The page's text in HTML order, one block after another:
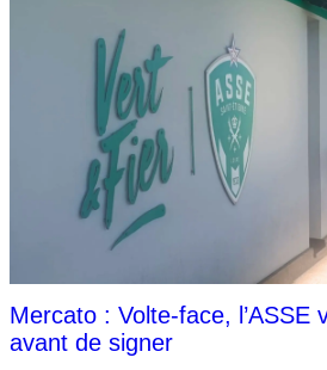
Mercato : Volte-face, l’ASSE
avant de signer